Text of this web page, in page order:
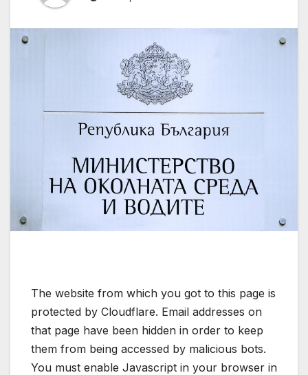
The website from which you got to this page is
protected by Cloudflare. Email addresses on
that page have been hidden in order to keep
them from being accessed by malicious bots.
You must enable Javascript in your browser in